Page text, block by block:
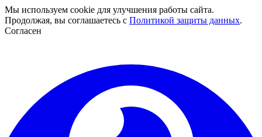
Мы используем cookie для улучшения работы сайта.
Продолжая, вы соглашаетесь с Политикой защиты данных.
Согласен